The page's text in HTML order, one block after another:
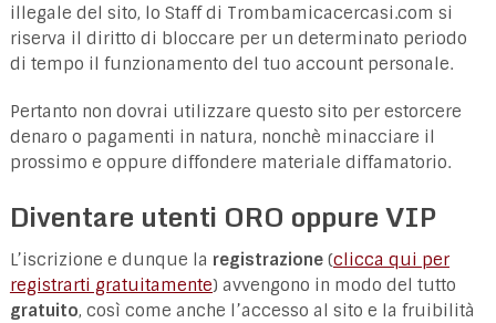
illegale del sito, lo Staff di Trombamicacercasi.com si
riserva il diritto di bloccare per un determinato periodo
di tempo il funzionamento del tuo account personale.
Pertanto non dovrai utilizzare questo sito per estorcere
denaro o pagamenti in natura, nonchè minacciare il
prossimo e oppure diffondere materiale diffamatorio.
Diventare utenti ORO oppure VIP
L’iscrizione e dunque la registrazione(clicca qui per
registrarti gratuitamente) avvengono in modo del tutto
gratuito, così come anche l’accesso al sito e la fruibilità